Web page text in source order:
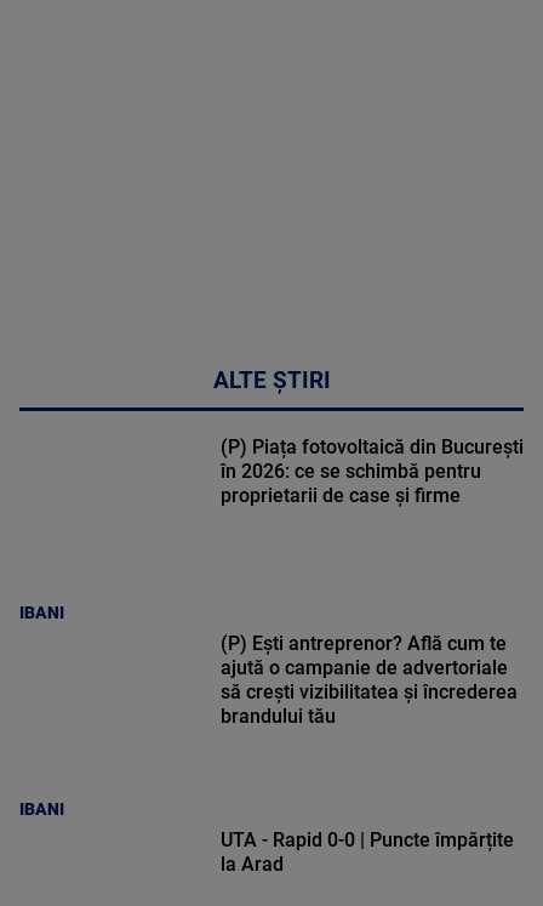
ALTE ȘTIRI
IBANI
(P) Piața fotovoltaică din București
în 2026: ce se schimbă pentru
proprietarii de case și firme
IBANI
(P) Ești antreprenor? Află cum te
ajută o campanie de advertoriale
să crești vizibilitatea și încrederea
brandului tău
UTA - Rapid 0-0 | Puncte împărțite
la Arad